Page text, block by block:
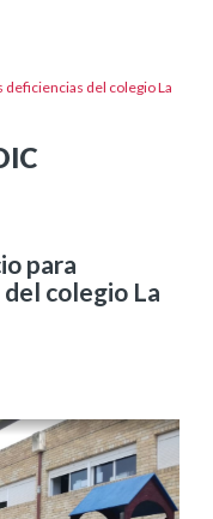
deficiencias del colegio La
para
colegio La